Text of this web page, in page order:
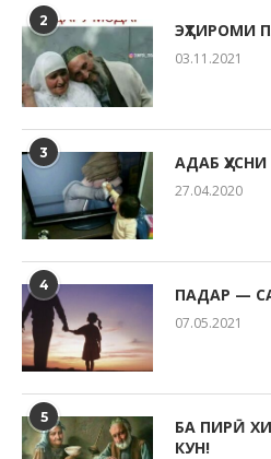
2 ЭҲТИРОМИ
03.11.2021
3 АДАБ
27.04.2020
4 ПАДАР —
07.05.2021
5
БА ПИРӢ
КУН!